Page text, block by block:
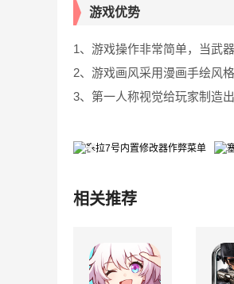
游戏优势
1、游戏操作非常简单，当武
2、游戏画风采用漫画手绘风
3、第一人称视觉给玩家制造
相关推荐